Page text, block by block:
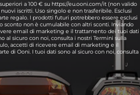
a 100 € su https://eu.ooni.com/it (non valido
iscritti. Uso singolo e non trasferibile. Esclusi
regalo. I prodotti futuri potrebbero essere esclusi
sconto non è cumulabile con altri sconti. Inviando
email di marketing e il trattamento dei tuoi dati
al sicuro con noi, consulta i nostri Termini sulla
accetti di ricevere email di marketing e il
di Ooni. I tuoi dati sono al sicuro con noi, consulta